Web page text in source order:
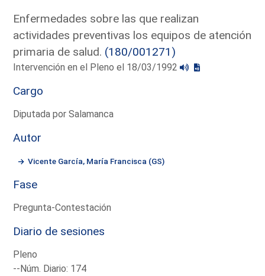
Enfermedades sobre las que realizan
actividades preventivas los equipos de atención
primaria de salud. (180/001271)
Intervención en el Pleno el 18/03/1992
Cargo
Diputada por Salamanca
Autor
Vicente García, María Francisca (GS)
Fase
Pregunta-Contestación
Diario de sesiones
Pleno
--Núm. Diario: 174